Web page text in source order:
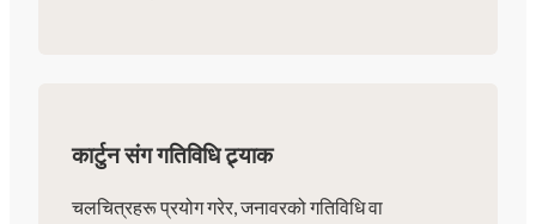
कार्टुन संग गतिविधि ट्र्याक
चलचित्रहरू प्रयोग गरेर, जनावरको गतिविधि वा